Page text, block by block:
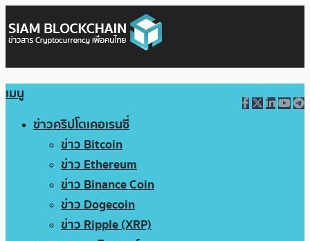
เมนู
ข่าวคริปโตเคอเรนซี่
ข่าว Bitcoin
ข่าว Ethereum
ข่าว Binance Coin
ข่าว Dogecoin
ข่าว Ripple (XRP)